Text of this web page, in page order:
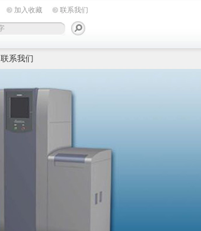
加入收藏 联系我们
联系我们